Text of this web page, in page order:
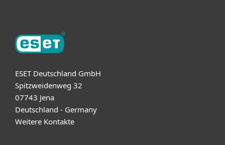
ESET Deutschland GmbH
Spitzweidenweg 32
07743 Jena
Deutschland - Germany
Weitere Kontakte